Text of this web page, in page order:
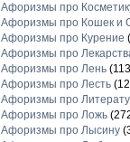
Афоризмы про
Афоризмы про Кошек и
Афоризмы про Курение
Афоризмы про
Афоризмы про Лень
Афоризмы про Лесть
Афоризмы про
Афоризмы про Ложь
Афоризмы про Лысину